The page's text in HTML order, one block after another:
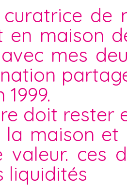
de
en maison
mes
doit rester
la maison
valeur. ces
liquidités